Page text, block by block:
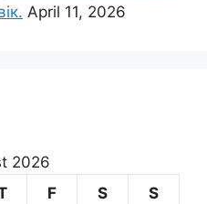
April 11, 2026
2026
F S S